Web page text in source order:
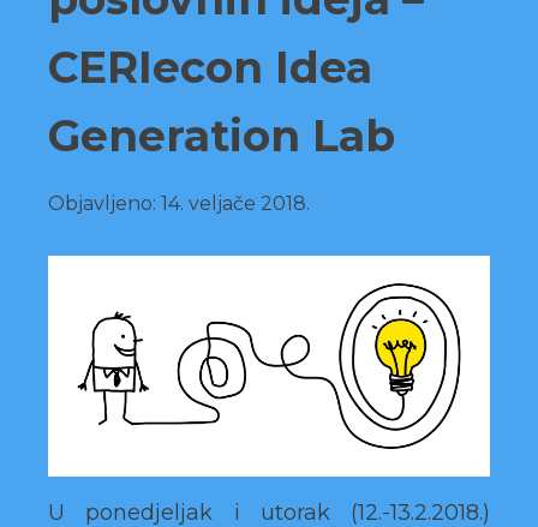
CERIecon Idea
Generation Lab
Objavljeno: 14. veljače 2018.
U ponedjeljak i utorak (12.-13.2.2018.)